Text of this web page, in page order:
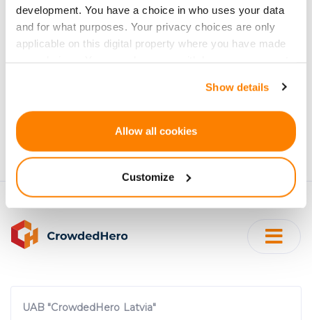
development. You have a choice in who uses your data
and for what purposes. Your privacy choices are only
applicable on this digital property where you have made
If you allow, we would also like to:
location which can be accurate to within several
Identify your device by actively scanning it for
Find out more about how your personal data is processed
and set your preferences in the
Show details
Allow all cookies
Customize
Asmeniniai duomenys bus tvarkomi pagal
Privacy Policy. Jūs galite atsisakyti
prenumeratos bet kuriuo metu.
UAB "CrowdedHero Latvia"